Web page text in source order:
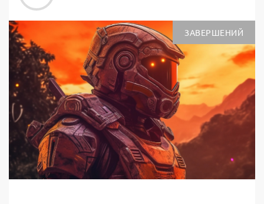
ЗАВЕРШЕНИЙ